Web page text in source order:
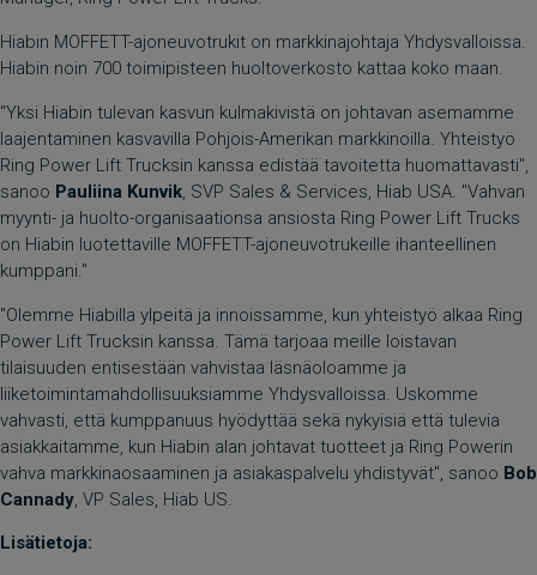
Hiabin MOFFETT-ajoneuvotrukit on markkinajohtaja Yhdysvalloissa.
Hiabin noin 700 toimipisteen huoltoverkosto kattaa koko maan.
"Yksi Hiabin tulevan kasvun kulmakivistä on johtavan asemamme
laajentaminen kasvavilla Pohjois-Amerikan markkinoilla. Yhteistyö
Ring Power Lift Trucksin kanssa edistää tavoitetta huomattavasti",
sanoo Pauliina Kunvik, SVP Sales & Services, Hiab USA. "Vahvan
myynti- ja huolto-organisaationsa ansiosta Ring Power Lift Trucks
on Hiabin luotettaville MOFFETT-ajoneuvotrukeille ihanteellinen
kumppani."
"Olemme Hiabilla ylpeitä ja innoissamme, kun yhteistyö alkaa Ring
Power Lift Trucksin kanssa. Tämä tarjoaa meille loistavan
tilaisuuden entisestään vahvistaa läsnäoloamme ja
liiketoimintamahdollisuuksiamme Yhdysvalloissa. Uskomme
vahvasti, että kumppanuus hyödyttää sekä nykyisiä että tulevia
asiakkaitamme, kun Hiabin alan johtavat tuotteet ja Ring Powerin
vahva markkinaosaaminen ja asiakaspalvelu yhdistyvät", sanoo Bob
Cannady , VP Sales, Hiab US.
Lisätietoja: